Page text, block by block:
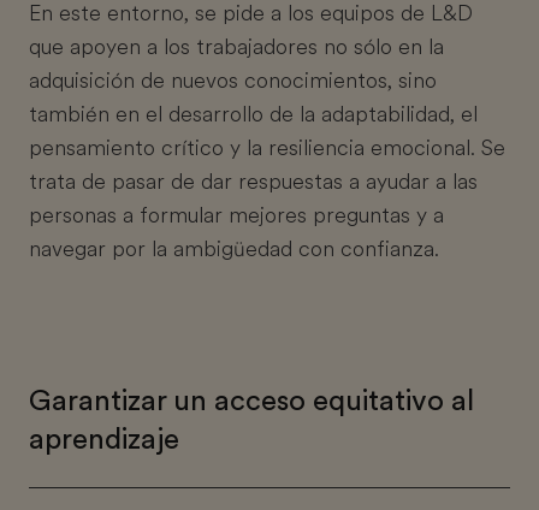
En este entorno, se pide a los equipos de L&D
que apoyen a los trabajadores no sólo en la
adquisición de nuevos conocimientos, sino
también en el desarrollo de la adaptabilidad, el
pensamiento crítico y la resiliencia emocional. Se
trata de pasar de dar respuestas a ayudar a las
personas a formular mejores preguntas y a
navegar por la ambigüedad con confianza.
Garantizar un acceso equitativo al
aprendizaje